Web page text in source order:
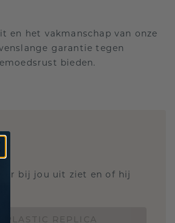
en het vakmanschap van onze
garantie tegen
bieden.
er bij jou uit ziet en of hij